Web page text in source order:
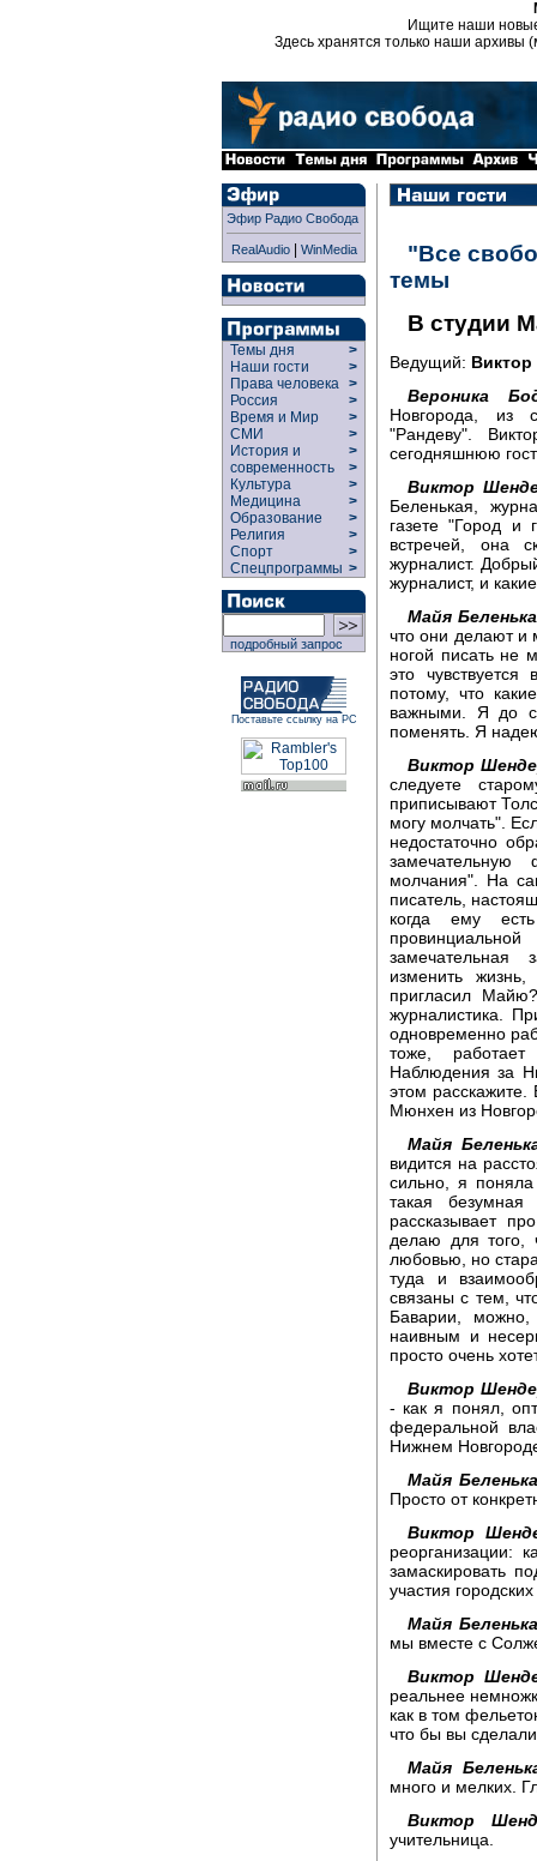
Ищите наши
Здесь хранятся только наши архивы
Эфир Радио Свобода
RealAudio| WinMedia
Темы дня
>
Наши гости
>
Права человека >
Россия
>
Время и Мир
>
СМИ
>
История и
современность
>
>
Культура
>
Медицина
>
Образование
>
Религия
>
Спорт
>
Спецпрограммы >
подробный запрос
Поставьте ссылку на РС
"Все
темы
В студии
Ведущий:
Вероника
Новгорода, из
"Рандеву".
сегодняшнюю
Виктор
Беленькая,
газете "Город и
встречей, она
журналист.
журналист, и
Майя
что они делают и
ногой писать не
это
потому, что
важными. Я до
поменять. Я
Виктор
следуете
приписывают
могу молчать".
недостаточно
молчания". На
писатель,
когда ему
изменить
пригласил
журналистика.
одновременно
тоже,
Наблюдения за
этом
Мюнхен из
Майя
видится на
сильно, я
такая
рассказывает
делаю для
любовью, но
туда и
связаны с тем,
Баварии, можно,
наивным и
просто очень
Виктор
- как я понял,
федеральной
Нижнем
Майя
Просто от
Виктор
реорганизации:
замаскировать
участия
Майя
мы вместе с
Виктор
реальнее
как в том
что бы вы
Майя
много и мелких.
Виктор
учительница.